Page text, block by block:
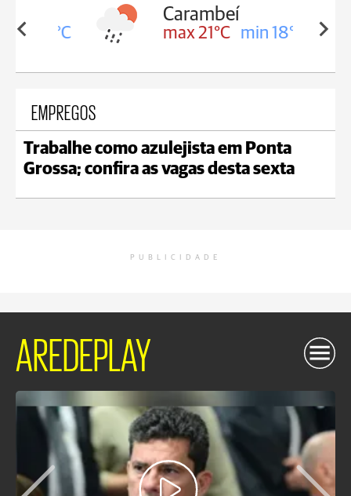
18°C
Carambeí
max 21°C min 18°C
EMPREGOS
Trabalhe como azulejista em Ponta
Grossa; confira as vagas desta sexta
PUBLICIDADE
AREDEPLAY